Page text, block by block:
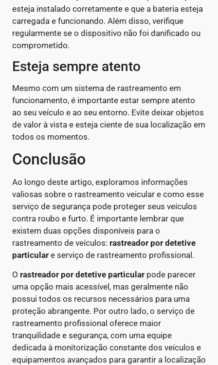
esteja instalado corretamente e que a bateria esteja
carregada e funcionando. Além disso, verifique
regularmente se o dispositivo não foi danificado ou
comprometido.
Esteja sempre atento
Mesmo com um sistema de rastreamento em
funcionamento, é importante estar sempre atento
ao seu veículo e ao seu entorno. Evite deixar objetos
de valor à vista e esteja ciente de sua localização em
todos os momentos.
Conclusão
Ao longo deste artigo, exploramos informações
valiosas sobre o rastreamento veicular e como esse
serviço de segurança pode proteger seus veículos
contra roubo e furto. É importante lembrar que
existem duas opções disponíveis para o
rastreamento de veículos: rastreador por detetive
particular e serviço de rastreamento profissional.
O rastreador por detetive particular pode parecer
uma opção mais acessível, mas geralmente não
possui todos os recursos necessários para uma
proteção abrangente. Por outro lado, o serviço de
rastreamento profissional oferece maior
tranquilidade e segurança, com uma equipe
dedicada à monitorização constante dos veículos e
equipamentos avançados para garantir a localização